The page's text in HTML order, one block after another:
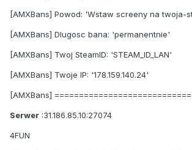
[AMXBans] Powod: 'Wstaw screeny na twoja-
[AMXBans] Dlugosc bana: 'permanentnie'
[AMXBans] Twoj SteamID: 'STEAM_ID_LAN'
[AMXBans] Twoje IP: '178.159.140.24'
[AMXBans]
Serwer :31.186.85.10:27074
4FUN